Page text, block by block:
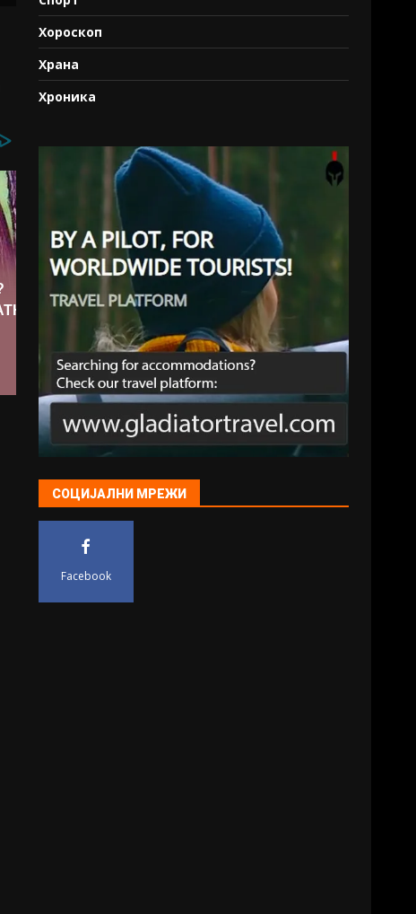
Хороскоп
Храна
Хроника
СОЦИЈАЛНИ МРЕЖИ
Facebook